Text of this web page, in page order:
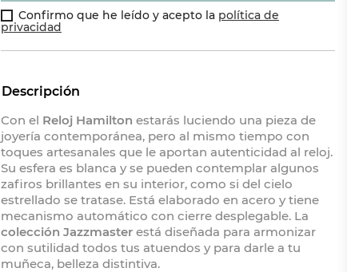
Confirmo que he leído y acepto la política de
privacidad
Descripción
Con el Reloj Hamilton estarás luciendo una pieza de
joyería contemporánea, pero al mismo tiempo con
toques artesanales que le aportan autenticidad al reloj.
Su esfera es blanca y se pueden contemplar algunos
zafiros brillantes en su interior, como si del cielo
estrellado se tratase. Está elaborado en acero y tiene
mecanismo automático con cierre desplegable. La
colección Jazzmaster está diseñada para armonizar
con sutilidad todos tus atuendos y para darle a tu
muñeca, belleza distintiva.